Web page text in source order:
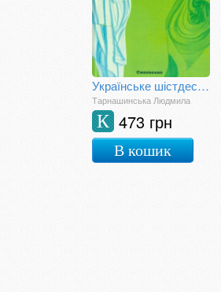
Українське шістдесятництво: профілі на тлі покоління
Тарнашинська Людмила
473 грн
К
В кошик